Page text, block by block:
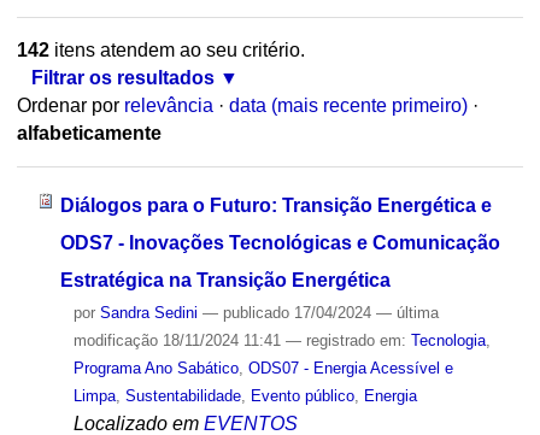
142itens atendem ao seu critério.
Filtrar os resultados
Ordenar por relevância · data (mais recente primeiro) ·
alfabeticamente
Diálogos para o Futuro: Transição Energética e
ODS7 - Inovações Tecnológicas e Comunicação
Estratégica na Transição Energética
por Sandra Sedini — publicado17/04/2024 — última
modificação18/11/2024 11:41 — registrado em: Tecnologia,
Programa Ano Sabático, ODS07 - Energia Acessível e
Limpa, Sustentabilidade, Evento público, Energia
Localizado em EVENTOS